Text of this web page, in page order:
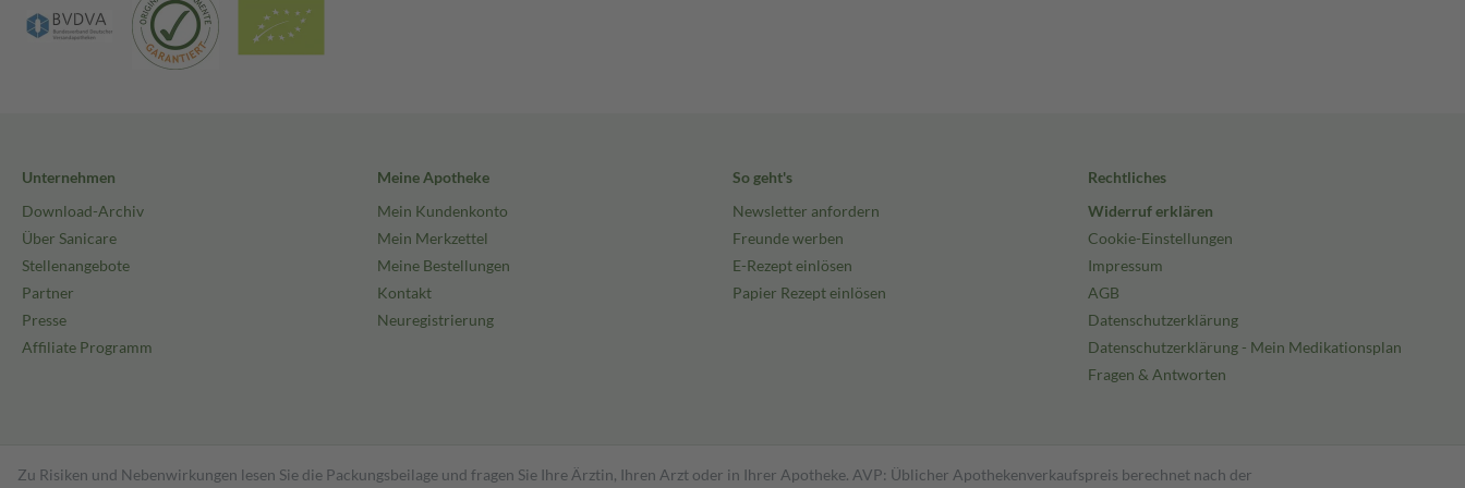
Unternehmen
Download-Archiv
Über Sanicare
Stellenangebote
Partner
Presse
Affiliate Programm
Meine Apotheke
Mein Kundenkonto
Mein Merkzettel
Meine Bestellungen
Kontakt
Neuregistrierung
So geht's
Newsletter anfordern
Freunde werben
E-Rezept einlösen
Papier Rezept einlösen
Rechtliches
Widerruf erklären
Cookie-Einstellungen
Impressum
AGB
Datenschutzerklärung
Datenschutzerklärung - Mein Medikationsplan
Fragen & Antworten
Zu Risiken und Nebenwirkungen lesen Sie die Packungsbeilage und fragen Sie Ihre Ärztin, Ihren Arzt oder in Ihrer Apotheke. AVP: Üblicher Apothekenverkaufspreis berechnet nach der